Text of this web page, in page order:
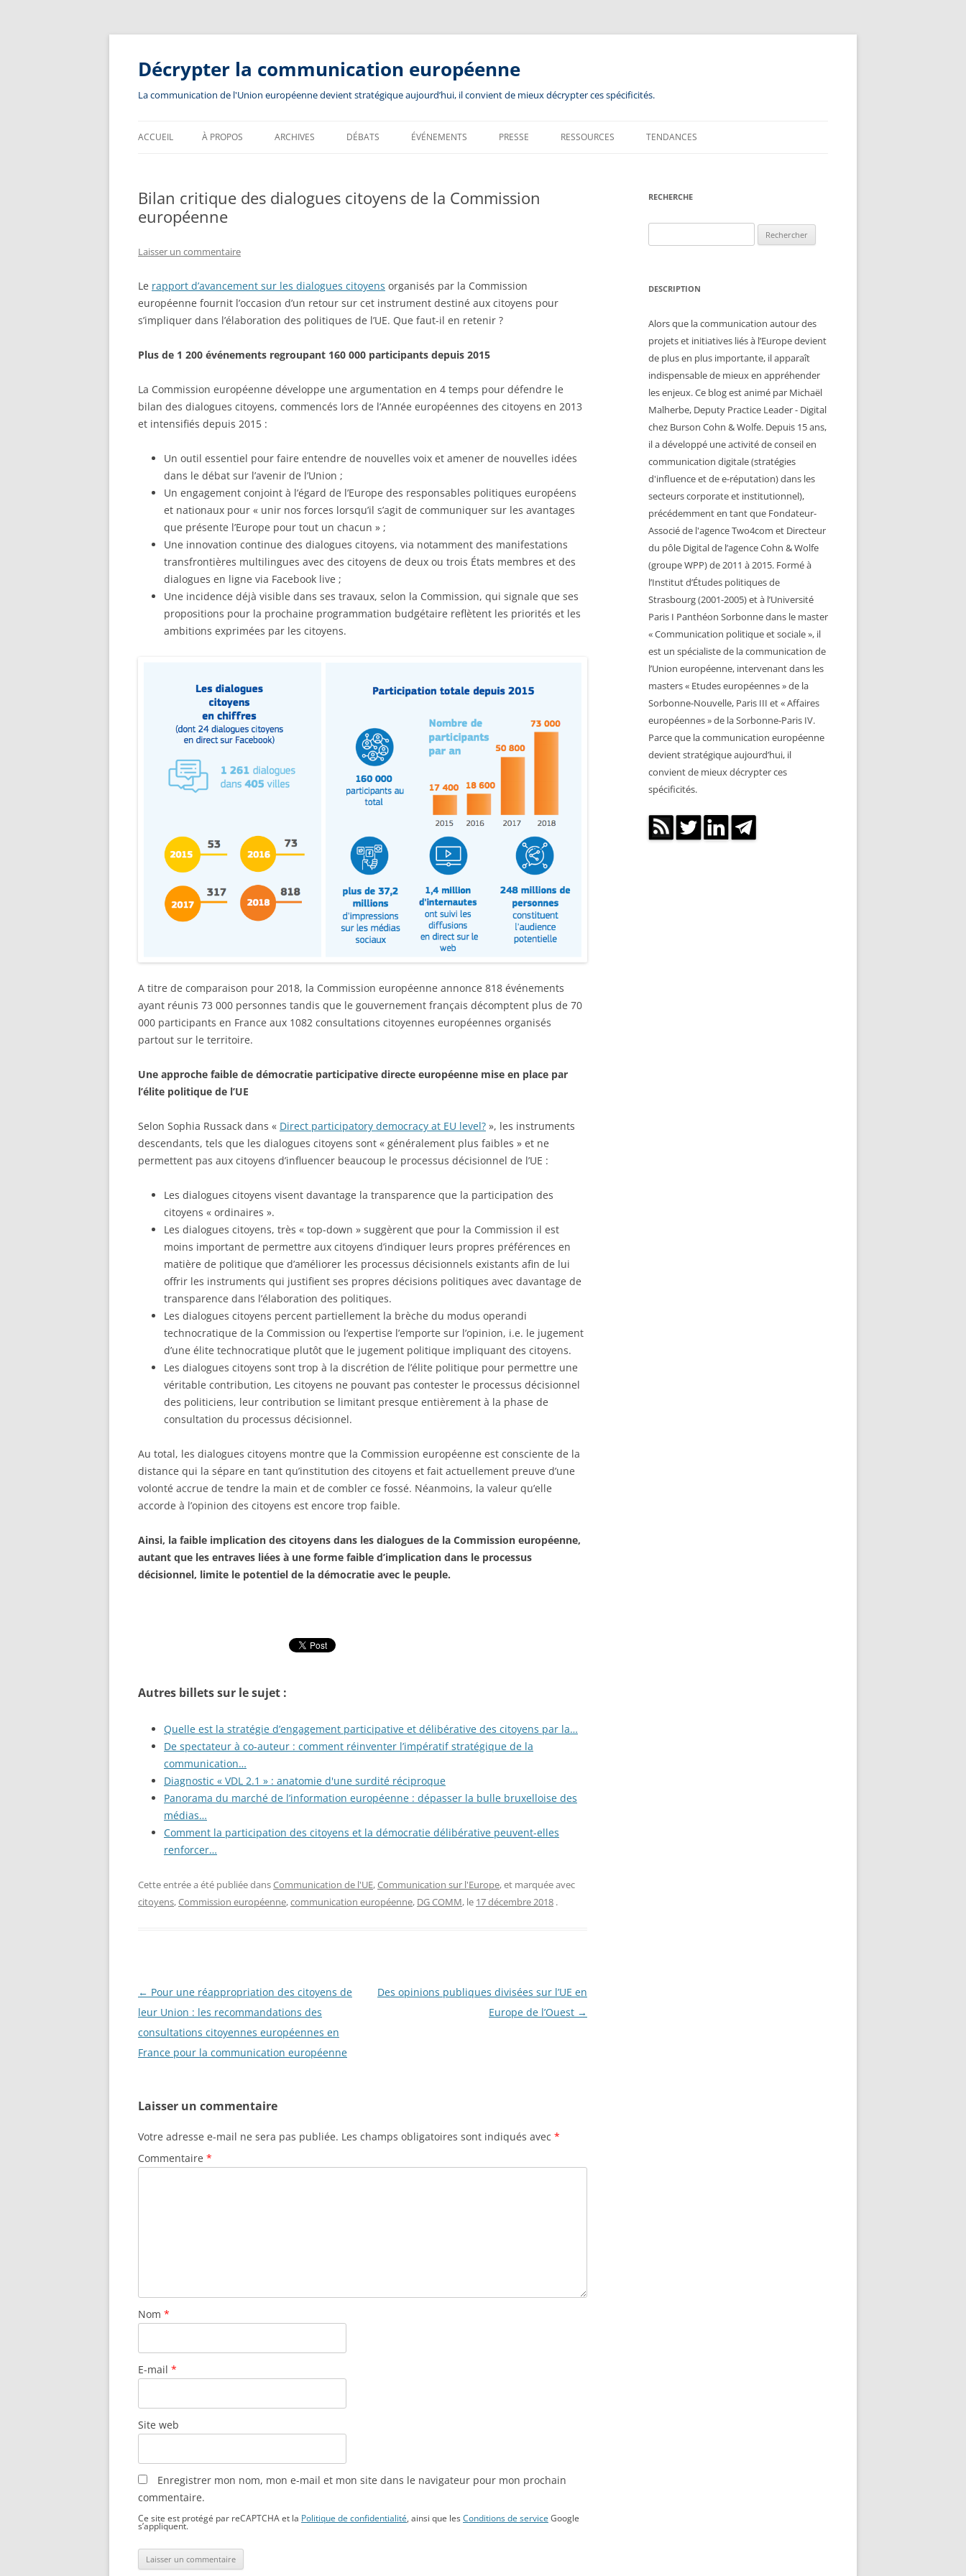
Aller
contenu
Décrypter la communication européenne
La communication de l'Union européenne devient stratégique aujourd’hui, il convient de mieux décrypter ces spécificités.
ACCUEIL À PROPOS ARCHIVES DÉBATS ÉVÉNEMENTS PRESSE RESSOURCES TENDANCES
Bilan critique des dialogues citoyens de la Commission
européenne
Laisser un commentaire
Le rapport d’avancement sur les dialogues citoyens organisés par la Commission
européenne fournit l’occasion d’un retour sur cet instrument destiné aux citoyens pour
s’impliquer dans l’élaboration des politiques de l’UE. Que faut-il en retenir ?
Plus de 1 200 événements regroupant 160 000 participants depuis 2015
La Commission européenne développe une argumentation en 4 temps pour défendre le
bilan des dialogues citoyens, commencés lors de l’Année européennes des citoyens en 2013
et intensifiés depuis 2015 :
Un outil essentiel pour faire entendre de nouvelles voix et amener de nouvelles idées
dans le débat sur l’avenir de l’Union ;
Un engagement conjoint à l’égard de l’Europe des responsables politiques européens
et nationaux pour « unir nos forces lorsqu’il s’agit de communiquer sur les avantages
que présente l’Europe pour tout un chacun » ;
Une innovation continue des dialogues citoyens, via notamment des manifestations
transfrontières multilingues avec des citoyens de deux ou trois États membres et des
dialogues en ligne via Facebook live ;
Une incidence déjà visible dans ses travaux, selon la Commission, qui signale que ses
propositions pour la prochaine programmation budgétaire reflètent les priorités et les
ambitions exprimées par les citoyens.
A titre de comparaison pour 2018, la Commission européenne annonce 818 événements
ayant réunis 73 000 personnes tandis que le gouvernement français décomptent plus de 70
000 participants en France aux 1082 consultations citoyennes européennes organisés
partout sur le territoire.
Une approche faible de démocratie participative directe européenne mise en place par
l’élite politique de l’UE
Selon Sophia Russack dans « Direct participatory democracy at EU level? », les instruments
descendants, tels que les dialogues citoyens sont « généralement plus faibles » et ne
permettent pas aux citoyens d’influencer beaucoup le processus décisionnel de l’UE :
Les dialogues citoyens visent davantage la transparence que la participation des
citoyens « ordinaires ».
Les dialogues citoyens, très « top-down » suggèrent que pour la Commission il est
moins important de permettre aux citoyens d’indiquer leurs propres préférences en
matière de politique que d’améliorer les processus décisionnels existants afin de lui
offrir les instruments qui justifient ses propres décisions politiques avec davantage de
transparence dans l’élaboration des politiques.
Les dialogues citoyens percent partiellement la brèche du modus operandi
technocratique de la Commission ou l’expertise l’emporte sur l’opinion, i.e. le jugement
d’une élite technocratique plutôt que le jugement politique impliquant des citoyens.
Les dialogues citoyens sont trop à la discrétion de l’élite politique pour permettre une
véritable contribution, Les citoyens ne pouvant pas contester le processus décisionnel
des politiciens, leur contribution se limitant presque entièrement à la phase de
consultation du processus décisionnel.
Au total, les dialogues citoyens montre que la Commission européenne est consciente de la
distance qui la sépare en tant qu’institution des citoyens et fait actuellement preuve d’une
volonté accrue de tendre la main et de combler ce fossé. Néanmoins, la valeur qu’elle
accorde à l’opinion des citoyens est encore trop faible.
Ainsi, la faible implication des citoyens dans les dialogues de la Commission européenne,
autant que les entraves liées à une forme faible d’implication dans le processus
décisionnel, limite le potentiel de la démocratie avec le peuple.
Autres billets sur le sujet :
Quelle est la stratégie d’engagement participative et délibérative des citoyens par la…
De spectateur à co-auteur : comment réinventer l’impératif stratégique de la
communication…
Diagnostic « VDL 2.1 » : anatomie d'une surdité réciproque
Panorama du marché de l’information européenne : dépasser la bulle bruxelloise des
médias…
Comment la participation des citoyens et la démocratie délibérative peuvent-elles
renforcer…
Cette entrée a été publiée dansCommunication de l'UE,Communication sur l'Europe, et marquée avec
citoyens,Commission européenne,communication européenne, DG COMM, le 17 décembre 2018 .
Navigation
des
articles
← Pour une réappropriation des citoyens de
leur Union : les recommandations des
consultations citoyennes européennes en
France pour la communication européenne
Des opinions publiques divisées sur l’UE en
Europe de l’Ouest →
Laisser un commentaire
Votre adresse e-mail ne sera pas publiée. Les champs obligatoires sont indiqués avec *
Commentaire *
Nom *
E-mail *
Site web
Enregistrer mon nom, mon e-mail et mon site dans le navigateur pour mon prochain
commentaire.
Ce site est protégé par reCAPTCHA et la Politique de confidentialité , ainsi que lesConditions de service Google
s’appliquent.
RECHERCHE
DESCRIPTION
Alors que la communication autour des
projets et initiatives liés à l’Europe devient
de plus en plus importante, il apparaît
indispensable de mieux en appréhender
les enjeux. Ce blog est animé par Michaël
Malherbe, Deputy Practice Leader - Digital
chez Burson Cohn & Wolfe. Depuis 15 ans,
il a développé une activité de conseil en
communication digitale (stratégies
d'influence et de e-réputation) dans les
secteurs corporate et institutionnel),
précédemment en tant que Fondateur-
Associé de l'agence Two4com et Directeur
du pôle Digital de l’agence Cohn & Wolfe
(groupe WPP) de 2011 à 2015. Formé à
l’Institut d’Études politiques de
Strasbourg (2001-2005) et à l’Université
Paris I Panthéon Sorbonne dans le master
« Communication politique et sociale », il
est un spécialiste de la communication de
l’Union européenne, intervenant dans les
masters « Etudes européennes » de la
Sorbonne-Nouvelle, Paris III et « Affaires
européennes » de la Sorbonne-Paris IV.
Parce que la communication européenne
devient stratégique aujourd’hui, il
convient de mieux décrypter ces
spécificités.